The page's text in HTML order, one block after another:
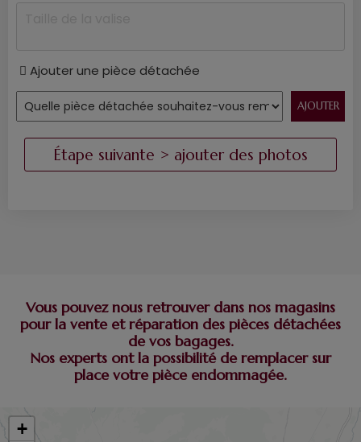
Ajouter une pièce détachée
Vous pouvez nous retrouver dans nos magasins
pour la vente et réparation des pièces détachées
de vos bagages.
Nos experts ont la possibilité de remplacer sur
place votre pièce endommagée.
+